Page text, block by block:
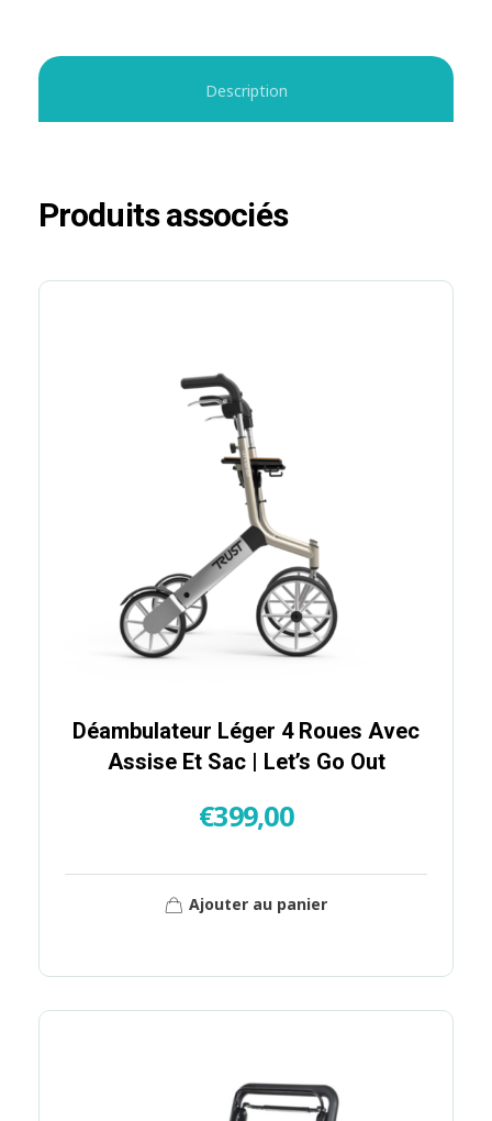
Description
Produits associés
Déambulateur Léger 4 Roues Avec
Assise Et Sac | Let’s Go Out
€399,00
Ajouter au panier